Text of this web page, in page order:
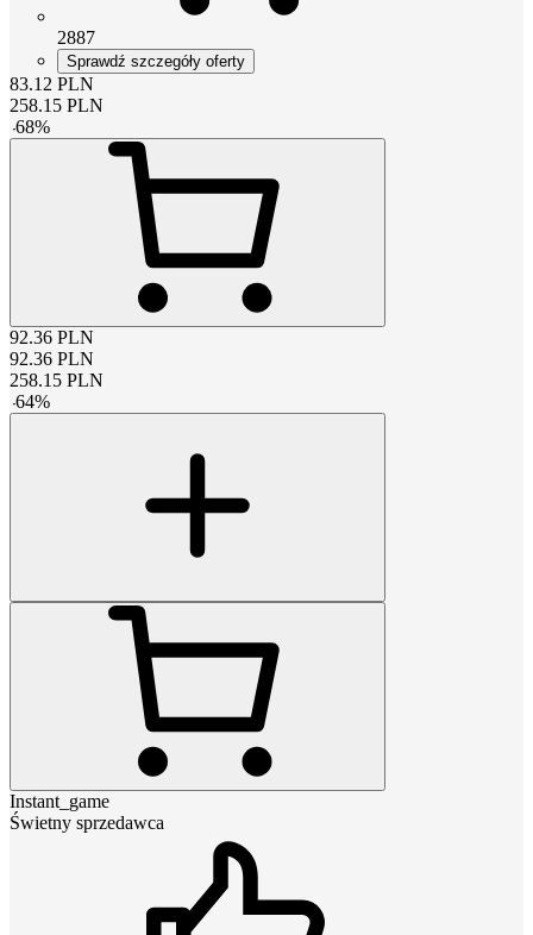
2887
Sprawdź szczegóły oferty
83.12 PLN
258.15 PLN
-68%
92.36 PLN
92.36 PLN
258.15 PLN
-64%
Instant_game
Świetny sprzedawca